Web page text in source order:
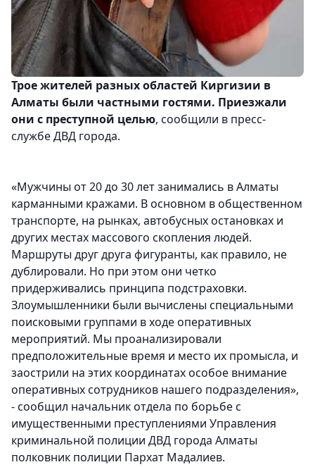
Трое жителей разных областей Киргизии в
Алматы были частными гостями. Приезжали
они с преступной целью, сообщили в пресс-
службе ДВД города.
«Мужчины от 20 до 30 лет занимались в Алматы
карманными кражами. В основном в общественном
транспорте, на рынках, автобусных остановках и
других местах массового скопления людей.
Маршруты друг друга фигуранты, как правило, не
дублировали. Но при этом они четко
придерживались принципа подстраховки.
Злоумышленники были вычислены специальными
поисковыми группами в ходе оперативных
мероприятий. Мы проанализировали
предположительные время и место их промысла, и
заострили на этих координатах особое внимание
оперативных сотрудников нашего подразделения»,
- сообщил начальник отдела по борьбе с
имущественными преступлениями Управления
криминальной полиции ДВД города Алматы
полковник полиции Пархат Мадалиев.